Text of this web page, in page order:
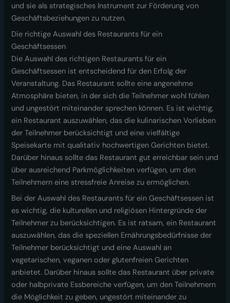
und sie als strategisches Instrument zur Förderung von
Geschäftsbeziehungen zu nutzen.
Die richtige Auswahl des Restaurants für ein
Geschäftsessen
Die Auswahl des richtigen Restaurants für ein
Geschäftsessen ist entscheidend für den Erfolg der
Veranstaltung. Das Restaurant sollte eine angenehme
Atmosphäre bieten, in der sich die Teilnehmer wohl fühlen
und ungestört miteinander sprechen können. Es ist wichtig,
ein Restaurant auszuwählen, das die kulinarischen Vorlieben
der Teilnehmer berücksichtigt und eine vielfältige
Speisekarte mit qualitativ hochwertigen Gerichten bietet.
Darüber hinaus sollte das Restaurant gut erreichbar sein und
über ausreichend Parkmöglichkeiten verfügen, um den
Teilnehmern eine stressfreie Anreise zu ermöglichen.
Bei der Auswahl des Restaurants für ein Geschäftsessen ist
es wichtig, die kulturellen und religiösen Hintergründe der
Teilnehmer zu berücksichtigen. Es ist ratsam, ein Restaurant
auszuwählen, das die speziellen Ernährungsbedürfnisse der
Teilnehmer berücksichtigt und eine Auswahl an
vegetarischen, veganen oder glutenfreien Gerichten
anbietet. Darüber hinaus sollte das Restaurant über private
oder halbprivate Essbereiche verfügen, um den Teilnehmern
die Möglichkeit zu geben, ungestört miteinander zu